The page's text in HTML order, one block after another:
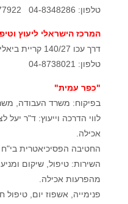
טלפון: 04-8348286 04-8477922
המרכז הישראלי ליעוץ
דרך עכו 140/27 קריית ביאליק
טלפון: 04-8738021
"כפר עמית"
בפיקוח: משרד העבודה,
לווי הדרכה וייעוץ: ד"ר
אכילה.
החטיבה הפסיכיאטרית
השירות: טיפול, שיקום
מהפרעות אכילה.